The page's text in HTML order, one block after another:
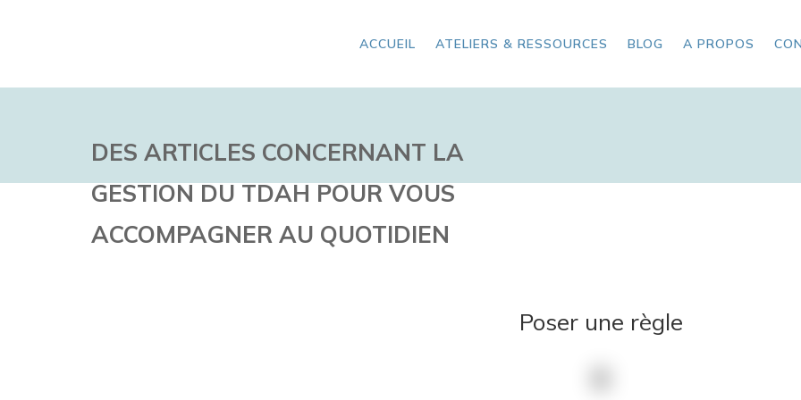
ACCUEIL ATELIERS & RESSOURCES BLOG A PROPOS
DES ARTICLES CONCERNANT LA
GESTION DU TDAH POUR VOUS
ACCOMPAGNER AU QUOTIDIEN
Poser une règle